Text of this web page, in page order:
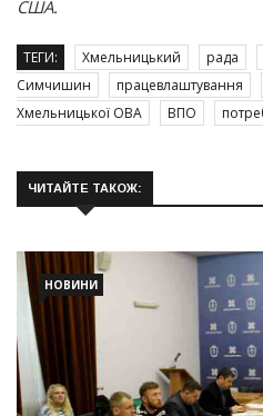
США.
ТЕГИ: Хмельницький рада
Симчишин
працевлаштування
Хмельницької ОВА
ВПО
ЧИТАЙТЕ ТАКОЖ:
НОВИНИ